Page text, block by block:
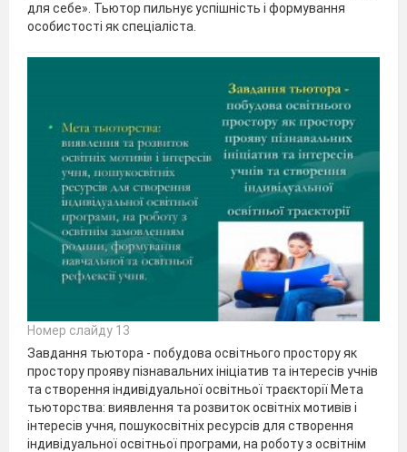
для себе». Тьютор пильнує успішність і формування
особистості як спеціаліста.
Номер слайду 13
Завдання тьютора - побудова освітнього простору як
простору прояву пізнавальних ініціатив та інтересів учнів
та створення індивідуальної освітньої траєкторії Мета
тьюторства: виявлення та розвиток освітніх мотивів і
інтересів учня, пошукосвітніх ресурсів для створення
індивідуальної освітньої програми, на роботу з освітнім